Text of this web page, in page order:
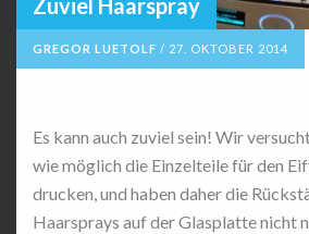
Zuviel Haarspray
GREGOR LUETOLF / 27. OKTOBER 2014
Es kann auch zuviel sein! Wir
wie möglich die Einzelteile für den
drucken, und haben daher die
Haarsprays auf der Glasplatte nicht